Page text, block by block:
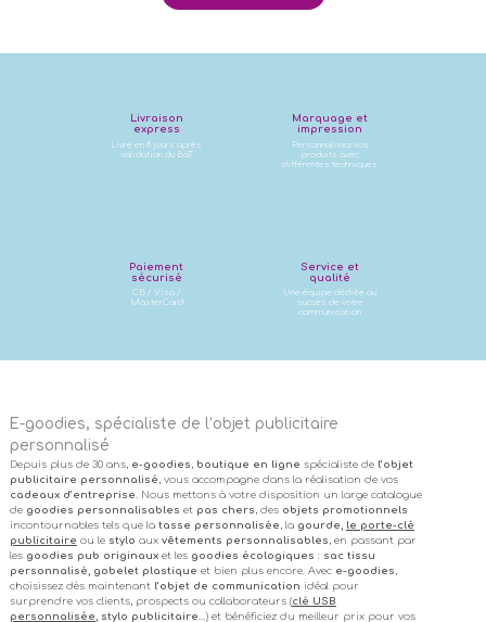
Livraison
express
Livré en 8 jours après
validation du BàT
Marquage et
impression
Personnalisez vos
produits avec
différentes techniques
Paiement
sécurisé
CB / Visa /
MasterCard
Service et
qualité
Une équipe dédiée au
succès de votre
communication
E-goodies, spécialiste de l’objet publicitaire
personnalisé
Depuis plus de 30 ans, e-goodies , boutique en ligne spécialiste de l’objet
publicitaire personnalisé , vous accompagne dans la réalisation de vos
cadeaux d’entreprise. Nous mettons à votre disposition un large catalogue
de goodies personnalisables et pas chers , des objets promotionnels
incontournables tels que la tasse personnalisée , la gourde, le porte-clé
publicitaire ou le stylo aux vêtements personnalisables , en passant par
les goodies pub originauxet les goodies écologiques : sac tissu
personnalisé, gobelet plastique et bien plus encore. Avec e-goodies ,
choisissez dès maintenant l’objet de communication idéal pour
surprendre vos clients, prospects ou collaborateurs (clé USB
personnalisée, stylo publicitaire…) et bénéficiez du meilleur prix pour vos